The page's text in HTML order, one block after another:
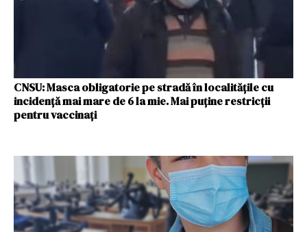
CNSU: Masca obligatorie pe stradă în localitățile cu
incidență mai mare de 6 la mie. Mai puține restricții
pentru vaccinați